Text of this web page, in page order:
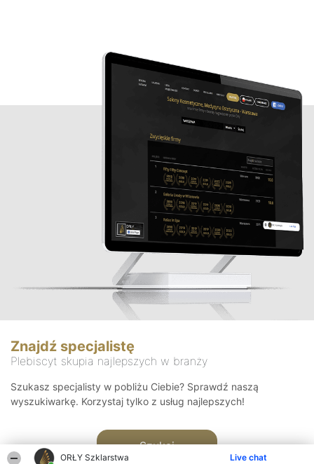
ORŁY Szklarstwa Live chat
Znajdź specjalistę
Plebiscyt skupia najlepszych w branży
Szukasz specjalisty w pobliżu Ciebie? Sprawdź naszą
wyszukiwarkę. Korzystaj tylko z usług najlepszych!
Szukaj